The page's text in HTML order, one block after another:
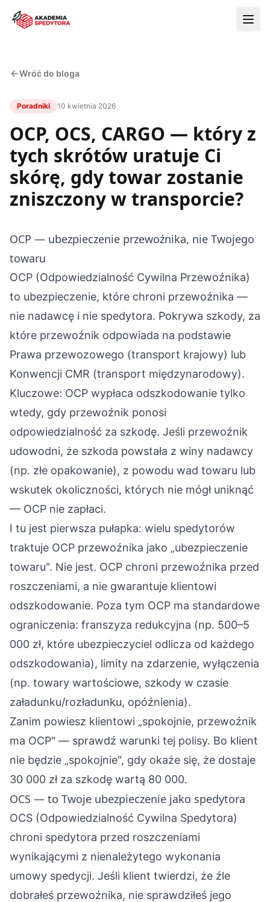
Wróć do bloga
Poradniki 10 kwietnia 2026
OCP, OCS, CARGO — który z
tych skrótów uratuje Ci
skórę, gdy towar zostanie
zniszczony w transporcie?
OCP — ubezpieczenie przewoźnika, nie Twojego
towaru
OCP (Odpowiedzialność Cywilna Przewoźnika)
to ubezpieczenie, które chroni przewoźnika —
nie nadawcę i nie spedytora. Pokrywa szkody, za
które przewoźnik odpowiada na podstawie
Prawa przewozowego (transport krajowy) lub
Konwencji CMR (transport międzynarodowy).
Kluczowe: OCP wypłaca odszkodowanie tylko
wtedy, gdy przewoźnik ponosi
odpowiedzialność za szkodę. Jeśli przewoźnik
udowodni, że szkoda powstała z winy nadawcy
(np. złe opakowanie), z powodu wad towaru lub
wskutek okoliczności, których nie mógł uniknąć
— OCP nie zapłaci.
I tu jest pierwsza pułapka: wielu spedytorów
traktuje OCP przewoźnika jako „ubezpieczenie
towaru". Nie jest. OCP chroni przewoźnika przed
roszczeniami, a nie gwarantuje klientowi
odszkodowanie. Poza tym OCP ma standardowe
ograniczenia: franszyza redukcyjna (np. 500–5
000 zł, które ubezpieczyciel odlicza od każdego
odszkodowania), limity na zdarzenie, wyłączenia
(np. towary wartościowe, szkody w czasie
załadunku/rozładunku, opóźnienia).
Zanim powiesz klientowi „spokojnie, przewoźnik
ma OCP" — sprawdź warunki tej polisy. Bo klient
nie będzie „spokojnie", gdy okaże się, że dostaje
30 000 zł za szkodę wartą 80 000.
OCS — to Twoje ubezpieczenie jako spedytora
OCS (Odpowiedzialność Cywilna Spedytora)
chroni spedytora przed roszczeniami
wynikającymi z nienależytego wykonania
umowy spedycji. Jeśli klient twierdzi, że źle
dobrałeś przewoźnika, nie sprawdziłeś jego